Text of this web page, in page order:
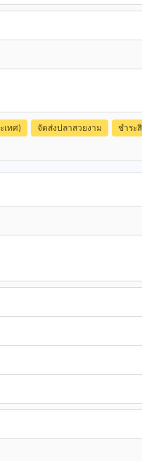
เทศ) จัดส่งปลาสวยงาม
ชำระ